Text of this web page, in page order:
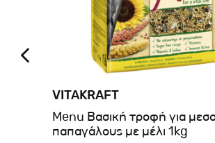
VITAKRAFT
Menu Βασική τροφή για
παπαγάλους με μέλι 1kg